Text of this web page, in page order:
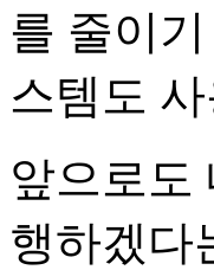
를 줄이
스템도
앞으로도
행하겠다